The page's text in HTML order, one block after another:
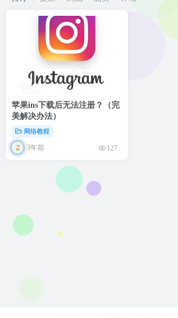
苹果ins下载后无法注册？（完
美解决办法）
网络教程
3年前 127